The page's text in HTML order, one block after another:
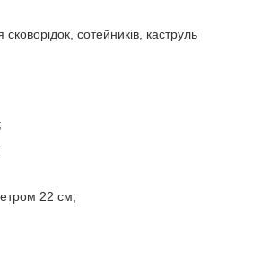
сотейників, каструль
22 см;